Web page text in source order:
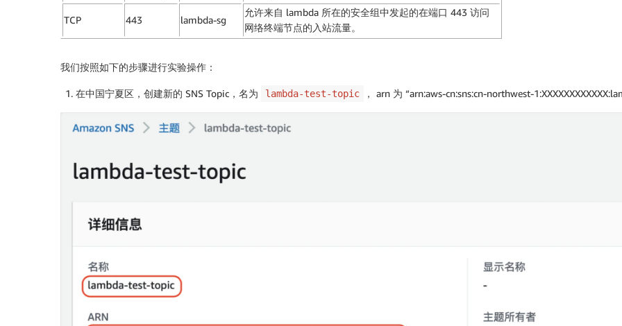
TCP 443 lambda-sg
允许来自 lambda 所在的安全组中发起的在端口 443 访问
网络终端节点的入站流量。
我们按照如下的步骤进行实验操作：
在中国宁夏区，创建新的 SNS Topic，名为 lambda-test-topic ， arn 为 “arn:aws-cn:sns:cn-northwest-